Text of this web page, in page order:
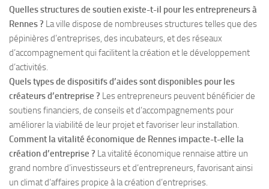
Quelles structures de soutien existe-t-il pour les entrepreneurs à
Rennes ? La ville dispose de nombreuses structures telles que des
pépinières d’entreprises, des incubateurs, et des réseaux
d’accompagnement qui facilitent la création et le développement
d’activités.
Quels types de dispositifs d’aides sont disponibles pour les
créateurs d’entreprise ? Les entrepreneurs peuvent bénéficier de
soutiens financiers, de conseils et d’accompagnements pour
améliorer la viabilité de leur projet et favoriser leur installation.
Comment la vitalité économique de Rennes impacte-t-elle la
création d’entreprise ? La vitalité économique rennaise attire un
grand nombre d’investisseurs et d’entrepreneurs, favorisant ainsi
un climat d’affaires propice à la création d’entreprises.